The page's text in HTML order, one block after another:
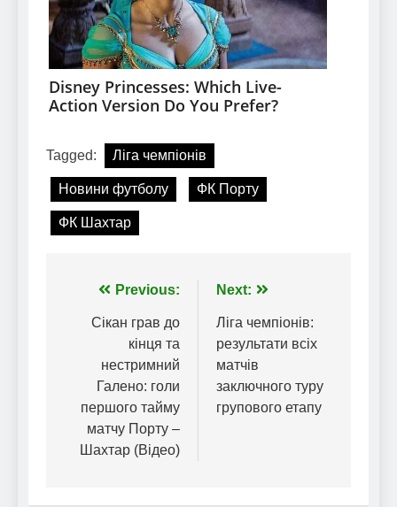
Tagged: Ліга чемпіонів
Новини футболу ФК Порту
ФК Шахтар
Навігація
записів
Previous:
Сікан грав до
кінця та
нестримний
Галено: голи
першого тайму
матчу Порту –
Шахтар (Відео)
Next:
Ліга чемпіонів:
результати всіх
матчів
заключного туру
групового етапу